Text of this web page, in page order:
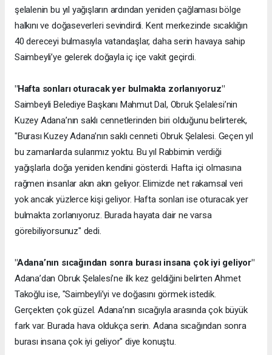
şelalenin bu yıl yağışların ardından yeniden çağlaması bölge
halkını ve doğaseverleri sevindirdi. Kent merkezinde sıcaklığın
40 dereceyi bulmasıyla vatandaşlar, daha serin havaya sahip
Saimbeyli’ye gelerek doğayla iç içe vakit geçirdi.
"Hafta sonları oturacak yer bulmakta zorlanıyoruz"
Saimbeyli Belediye Başkanı Mahmut Dal, Obruk Şelalesi’nin
Kuzey Adana’nın saklı cennetlerinden biri olduğunu belirterek,
"Burası Kuzey Adana’nın saklı cenneti Obruk Şelalesi. Geçen yıl
bu zamanlarda sularımız yoktu. Bu yıl Rabbimin verdiği
yağışlarla doğa yeniden kendini gösterdi. Hafta içi olmasına
rağmen insanlar akın akın geliyor. Elimizde net rakamsal veri
yok ancak yüzlerce kişi geliyor. Hafta sonları ise oturacak yer
bulmakta zorlanıyoruz. Burada hayata dair ne varsa
görebiliyorsunuz" dedi.
"Adana’nın sıcağından sonra burası insana çok iyi geliyor"
Adana’dan Obruk Şelalesi’ne ilk kez geldiğini belirten Ahmet
Takoğlu ise, "Saimbeyli’yi ve doğasını görmek istedik.
Gerçekten çok güzel. Adana’nın sıcağıyla arasında çok büyük
fark var. Burada hava oldukça serin. Adana sıcağından sonra
burası insana çok iyi geliyor" diye konuştu.